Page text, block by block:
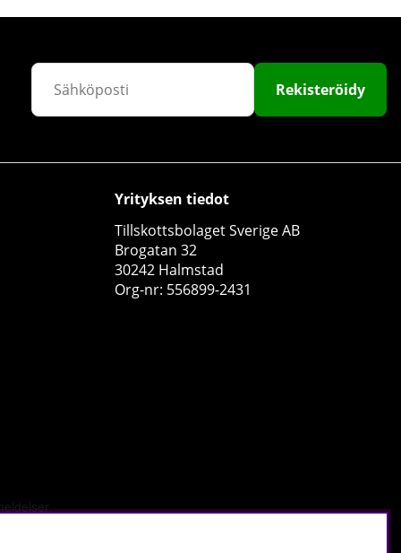
Rekisteröidy
Yrityksen tiedot
Tillskottsbolaget Sverige AB
Brogatan 32
30242 Halmstad
Org-nr: 556899-2431